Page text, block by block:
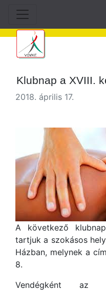
Klubnap a XVIII.
2018. április 17.
A következő
tartjuk a szokásos
Házban, melynek a
8.
Vendégként az